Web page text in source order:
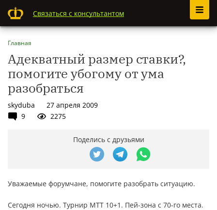
Связаться с консультантом
Главная
Адекватный размер ставки?,
помогите убогому от ума
разобраться
skyduba
27 апреля 2009
9
2275
Поделись с друзьями
Уважаемые форумчане, помогите разобрать ситуацию.
Сегодня ночью. Турнир МТТ 10+1. Пей-зона с 70-го места.